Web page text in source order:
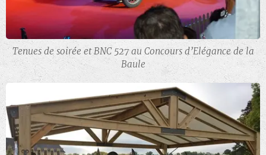
Tenues de soirée et BNC 527 au Concours d’Elégance de la
Baule